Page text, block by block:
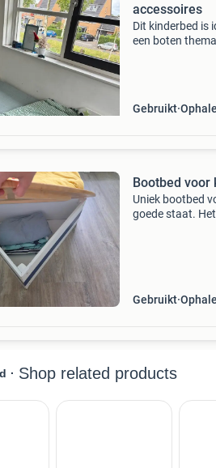
accessoires
Dit kinderbed is
een boten
Gebruikt
Bootbed voor
Uniek bootbed
goede staat.
Gebruikt